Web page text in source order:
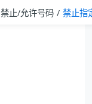
禁止/允许号码 禁止指